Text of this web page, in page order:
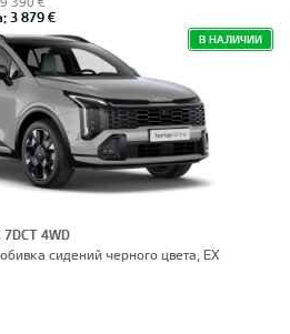
3 879 €
В НАЛИЧИИ
4WD
сидений черного цвета, EX